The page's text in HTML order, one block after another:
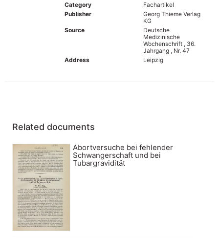
Category
Fachartikel
Publisher
Georg Thieme Verlag
KG
Source
Deutsche
Medizinische
Wochenschrift , 36.
Jahrgang , Nr. 47
Address
Leipzig
Related documents
Abortversuche bei fehlender
Schwangerschaft und bei
Tubargravidität